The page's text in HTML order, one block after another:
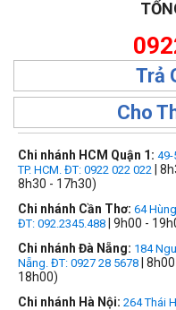
Trả
Cho
Chi nhánh HCM Quận 1: 49-
TP. HCM. ĐT: 0922 022 022 |
8h30 - 17h30)
Chi nhánh Cần Thơ: 64
ĐT: 092.2345.488 | 9h00 -
Chi nhánh Đà Nẵng: 184
Nẵng. ĐT: 0927 28 5678 |
18h00)
Chi nhánh Hà Nội: 264 Thái